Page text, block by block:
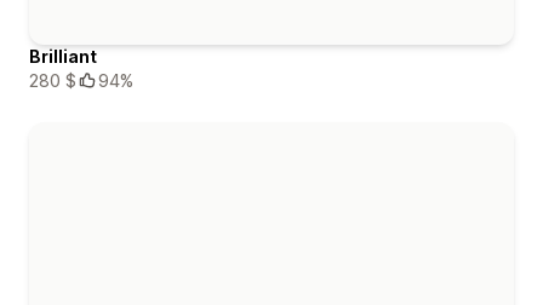
Brilliant
280 $
94%